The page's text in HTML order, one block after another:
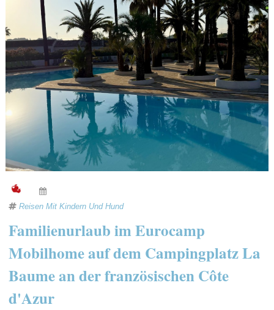
Reisen Mit Kindern Und Hund
Familienurlaub im Eurocamp
Mobilhome auf dem Campingplatz La
Baume an der französischen Côte
d'Azur